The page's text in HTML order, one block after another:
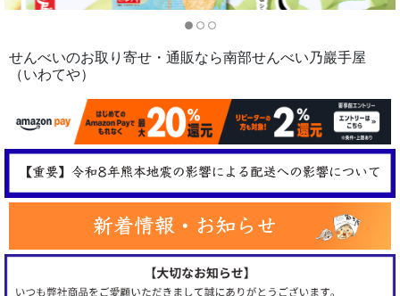
せんべいのお取り寄せ・通販なら南部せんべい乃巖手屋
（いわてや）